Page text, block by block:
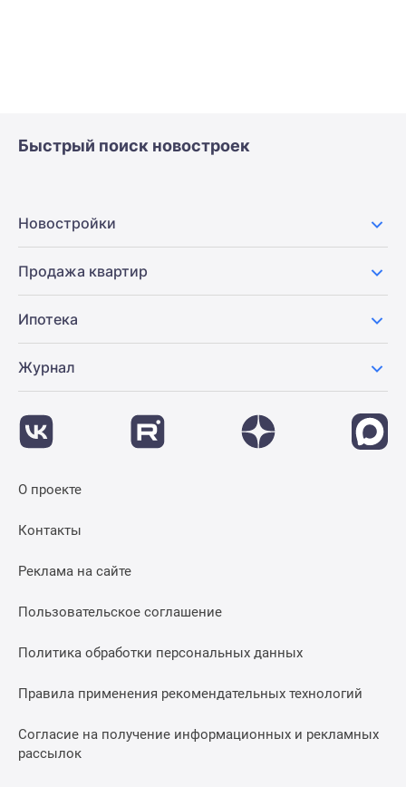
Быстрый поиск новостроек
Новостройки
Продажа квартир
Ипотека
Журнал
О проекте
Контакты
Реклама на сайте
Пользовательское соглашение
Политика обработки персональных данных
Правила применения рекомендательных технологий
Согласие на получение информационных и рекламных
рассылок